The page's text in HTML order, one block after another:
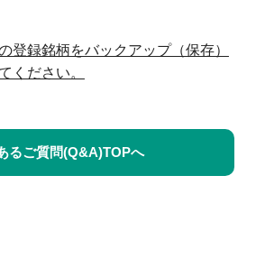
登録銘柄をバックアップ（保存）
ください。
るご質問(Q&A)TOPへ